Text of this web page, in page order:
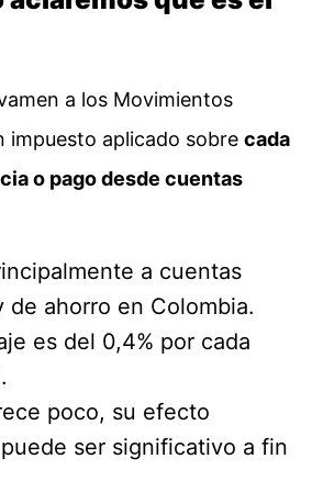
a los Movimientos
impuesto aplicado sobre cada
o pago desde cuentas
a cuentas
de ahorro en Colombia.
es del 0,4% por cada
poco, su efecto
ser significativo a fin